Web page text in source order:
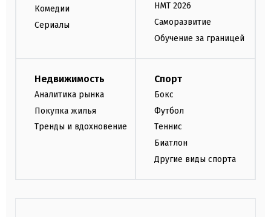
Комедии
Сериалы
НМТ 2026
Саморазвитие
Обучение за границей
Недвижимость
Аналитика рынка
Покупка жилья
Тренды и вдохновение
Спорт
Бокс
Футбол
Теннис
Биатлон
Другие виды спорта